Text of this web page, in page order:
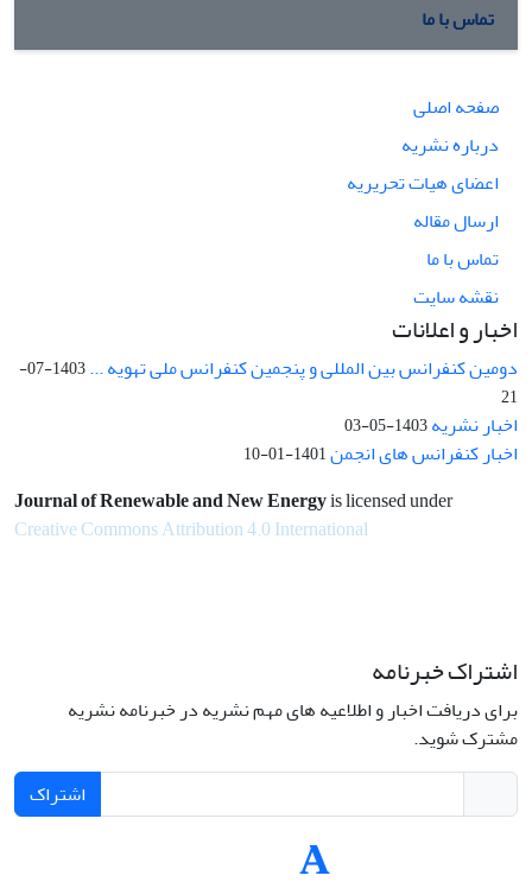
تماس با ما
صفحه اصلی
درباره نشریه
اعضای هیات تحریریه
ارسال مقاله
تماس با ما
نقشه سایت
اخبار و اعلانات
دومین کنفرانس بین المللی و پنجمین کنفرانس ملی تهویه ...
1403-07-
21
اخبار نشریه1403-05-03
اخبار کنفرانس های انجمن1401-01-10
Journal of Renewable and New Energyis licensed under
Creative Commons Attribution 4.0 International
اشتراک خبرنامه
برای دریافت اخبار و اطلاعیه های مهم نشریه در خبرنامه نشریه
مشترک شوید.
اشتراک